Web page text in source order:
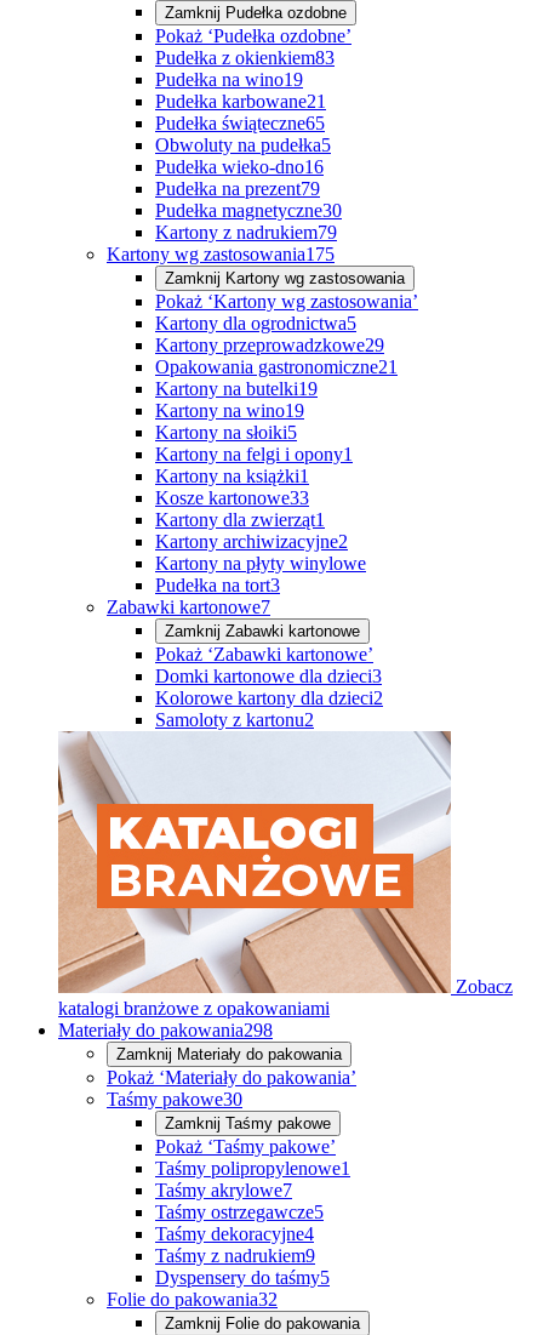
Zamknij Pudełka ozdobne
Pokaż ‘Pudełka ozdobne’
Pudełka z okienkiem83
Pudełka na wino19
Pudełka karbowane21
Pudełka świąteczne65
Obwoluty na pudełka5
Pudełka wieko-dno16
Pudełka na prezent79
Pudełka magnetyczne30
Kartony z nadrukiem79
Kartony wg zastosowania175
Zamknij Kartony wg zastosowania
Pokaż ‘Kartony wg zastosowania’
Kartony dla ogrodnictwa5
Kartony przeprowadzkowe29
Opakowania gastronomiczne21
Kartony na butelki19
Kartony na wino19
Kartony na słoiki5
Kartony na felgi i opony1
Kartony na książki1
Kosze kartonowe33
Kartony dla zwierząt1
Kartony archiwizacyjne2
Kartony na płyty winylowe
Pudełka na tort3
Zabawki kartonowe7
Zamknij Zabawki kartonowe
Pokaż ‘Zabawki kartonowe’
Domki kartonowe dla dzieci3
Kolorowe kartony dla dzieci2
Samoloty z kartonu2
Zobacz
katalogi branżowe z opakowaniami
Materiały do pakowania298
Zamknij Materiały do pakowania
Pokaż ‘Materiały do pakowania’
Taśmy pakowe30
Zamknij Taśmy pakowe
Pokaż ‘Taśmy pakowe’
Taśmy polipropylenowe1
Taśmy akrylowe7
Taśmy ostrzegawcze5
Taśmy dekoracyjne4
Taśmy z nadrukiem9
Dyspensery do taśmy5
Folie do pakowania32
Zamknij Folie do pakowania